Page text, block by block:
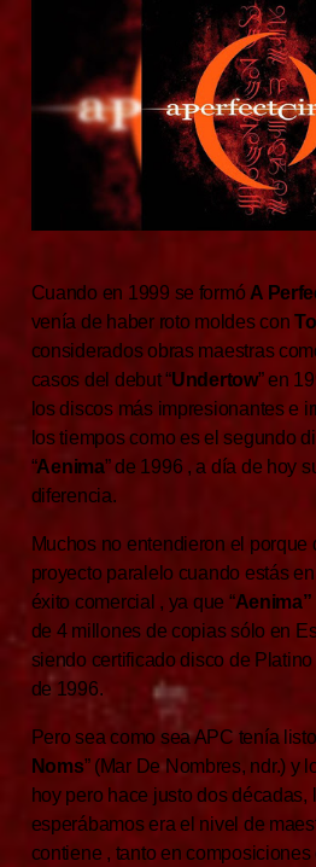
Cuando en 1999 se formó A
venía de haber roto moldes con
considerados obras maestras
casos del debut “Undertow” en
los discos más impresionantes e
los tiempos como es el segundo
“Aenima” de 1996 , a día de hoy
diferencia.
Muchos no entendieron el porque
proyecto paralelo cuando estás
éxito comercial , ya que “Aenima”
de 4 millones de copias sólo en
siendo certificado disco de
de 1996.
Pero sea como sea APC tenía
Noms” (Mar De Nombres, ndr.) y
hoy pero hace justo dos décadas,
esperábamos era el nivel de
contiene , tanto en